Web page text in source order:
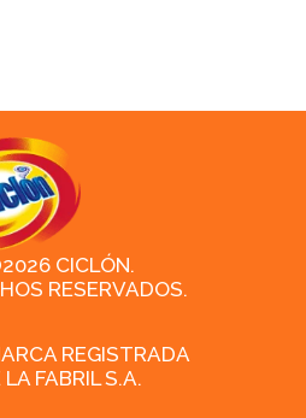
CICLÓN.
RESERVADOS.
REGISTRADA
FABRIL S.A.